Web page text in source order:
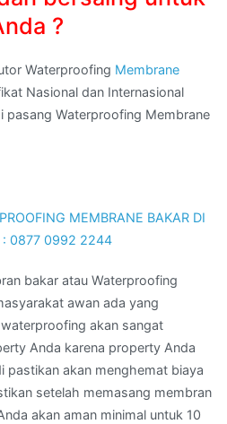
?
Waterproofing Membrane
Nasional dan Internasional
pasang Waterproofing Membrane
bakar atau Waterproofing
awan ada yang
akan sangat
Anda karena property Anda
pastikan akan menghemat biaya
setelah memasang membran
akan aman minimal untuk 10